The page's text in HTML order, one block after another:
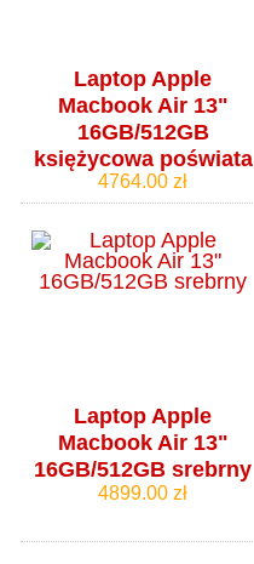
Laptop Apple
Macbook Air 13"
16GB/512GB
księżycowa poświata
4764.00 zł
Laptop Apple
Macbook Air 13"
16GB/512GB srebrny
4899.00 zł